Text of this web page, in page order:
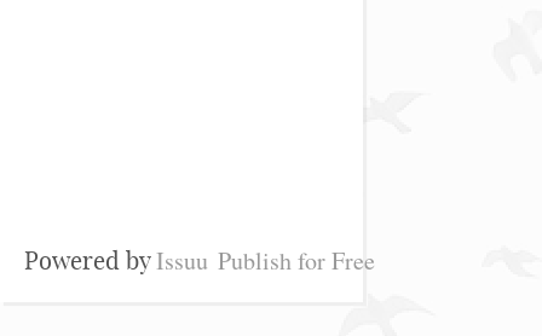
Powered byIssuu Publish for Free